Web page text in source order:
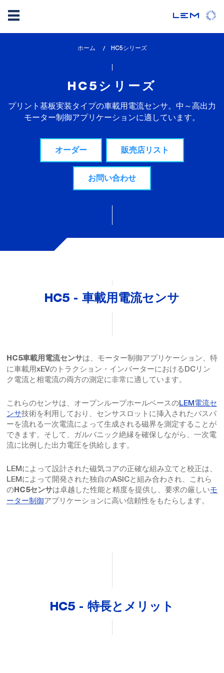
ホーム
lem_current_page
HC5シリーズ
HC5シリーズ
プリント基板実装タイプの車載用電流センサ。中～高出力
モーター制御アプリケーションに適しています。
オーダー 販売店リスト
お問い合わせ
HC5 - 車載用電流センサ
HC5車載用電流センサは、モーター制御アプリケーション、特
に車載用xEVのトラクション・インバーターにおけるDCリン
ク電流と相電流の両方の測定に非常に適しています。
これらのセンサは、オープンループホールベースのLEM電流セ
ンサ技術を利用しており、センサスロットに挿入されたバスバ
ーを流れる一次電流によって生成される磁界を測定することが
できます。そして、ガルバニック絶縁を確保しながら、一次電
流に比例した出力電圧を供給します。
LEMによって設計された磁気コアの正確な組み立てと校正は、
LEMによって開発された独自のASICと組み合わされ、これら
の HC5センサは卓越した性能と精度を提供し、要求の厳しいモ
ーター制御アプリケーションに高い信頼性をもたらします。
HC5 - 特長とメリット